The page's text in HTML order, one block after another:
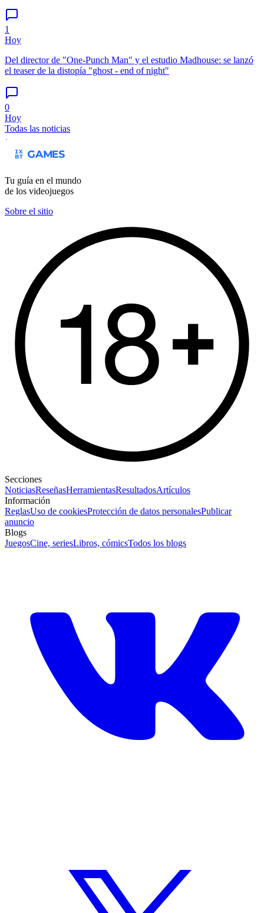
1
Hoy
Del director de "One-Punch Man" y el estudio Madhouse: se lanzó
el teaser de la distopía "ghost - end of night"
0
Hoy
Todas las noticias
Tu guía en el mundo
de los videojuegos
Sobre el sitio
Secciones
NoticiasReseñasHerramientasResultadosArtículos
Información
ReglasUso de cookiesProtección de datos personalesPublicar
anuncio
Blogs
JuegosCine, seriesLibros, cómicsTodos los blogs